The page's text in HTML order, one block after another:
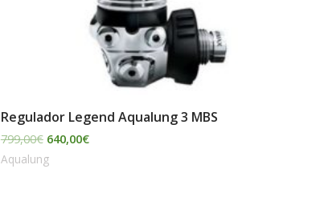
Regulador Legend Aqualung 3 MBS
799,00€ 640,00€
Aqualung